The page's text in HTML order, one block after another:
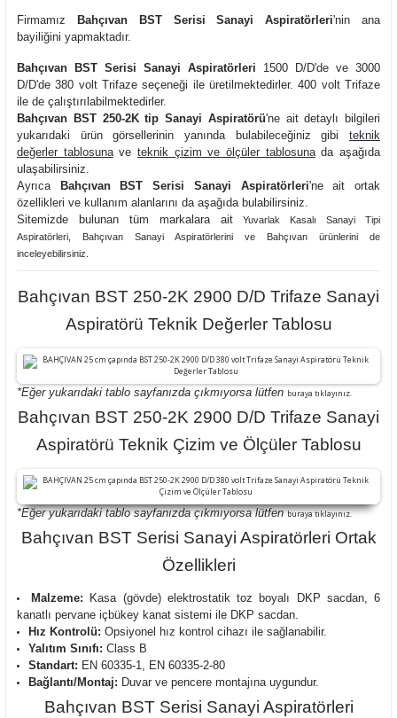
Firmamız Bahçıvan BST Serisi Sanayi Aspiratörleri'nin ana
bayiliğini yapmaktadır.
Bahçıvan BST Serisi Sanayi Aspiratörleri 1500 D/D'de ve 3000
D/D'de 380 volt Trifaze seçeneği ile üretilmektedirler. 400 volt Trifaze
ile de çalıştırılabilmektedirler.
Bahçıvan BST 250-2K tip Sanayi Aspiratörü'ne ait detaylı bilgileri
yukarıdaki ürün görsellerinin yanında bulabileceğiniz gibi teknik
değerler tablosunaveteknik çizim ve ölçüler tablosunada aşağıda
ulaşabilirsiniz.
Ayrıca
Bahçıvan BST Serisi Sanayi Aspiratörleri'ne ait ortak
özellikleri ve kullanım alanlarını da aşağıda bulabilirsiniz.
Sitemizde bulunan tüm markalara aitYuvarlak Kasalı Sanayi Tipi
Aspiratörleri, Bahçıvan Sanayi Aspiratörlerini ve Bahçıvan ürünlerini de
inceleyebilirsiniz.
Bahçıvan BST 250-2K 2900 D/D Trifaze Sanayi
Aspiratörü Teknik Değerler Tablosu
*Eğer yukarıdaki tablo sayfanızda çıkmıyorsa lütfen buraya tıklayınız.
Bahçıvan BST 250-2K 2900 D/D Trifaze Sanayi
Aspiratörü Teknik Çizim ve Ölçüler Tablosu
*Eğer yukarıdaki tablo sayfanızda çıkmıyorsa lütfenburaya tıklayınız.
Bahçıvan BST Serisi Sanayi Aspiratörleri Ortak
Özellikleri
Malzeme: Kasa (gövde) elektrostatik toz boyalı DKP sacdan, 6
kanatlı pervane içbükey kanat sistemi ile DKP sacdan.
Hız Kontrolü: Opsiyonel hız kontrol cihazı ile sağlanabilir.
Yalıtım Sınıfı: Class B
Standart: EN 60335-1, EN 60335-2-80
Bağlantı/Montaj: Duvar ve pencere montajına uygundur.
Bahçıvan BST Serisi Sanayi Aspiratörleri